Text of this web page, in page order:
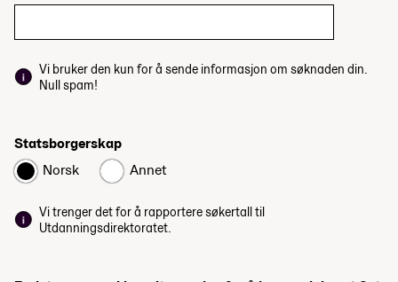
Vi bruker den kun for å sende informasjon om søknaden din.
Null spam!
Statsborgerskap
Norsk
Annet
Vi trenger det for å rapportere søkertall til
Utdanningsdirektoratet.